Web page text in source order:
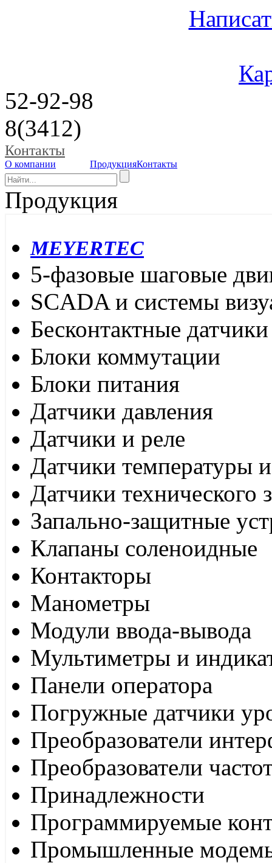
52-92-98
8(3412)
Контакты
О компании ПродукцияКонтакты
Продукция
MEYERTEC
5-фазовые шаговые
SCADA и системы
Бесконтактные датчики
Блоки коммутации
Блоки питания
Датчики давления
Датчики и реле
Датчики температуры
Датчики технического
Запально-защитные
Клапаны соленоидные
Контакторы
Манометры
Модули ввода-вывода
Мультиметры и
Панели оператора
Погружные датчики
Преобразователи
Преобразователи
Принадлежности
Программируемые
Промышленные